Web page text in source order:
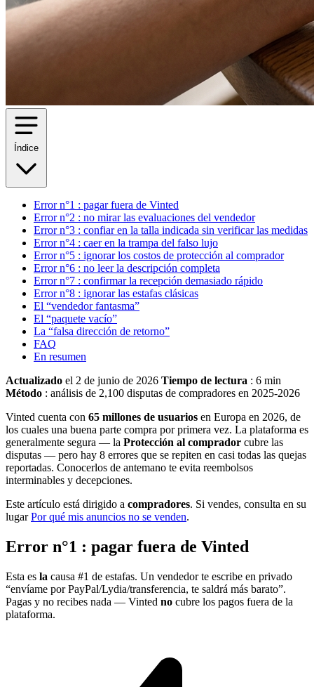
Índice
Error n°1 : pagar fuera de Vinted
Error n°2 : no mirar las evaluaciones del vendedor
Error n°3 : confiar en la talla indicada sin verificar las medidas
Error n°4 : caer en la trampa del falso lujo
Error n°5 : ignorar los costos de protección al comprador
Error n°6 : no leer la descripción completa
Error n°7 : confirmar la recepción demasiado rápido
Error n°8 : ignorar las estafas clásicas
El “vendedor fantasma”
El “paquete vacío”
La “falsa dirección de retorno”
FAQ
En resumen
Actualizado el 2 de junio de 2026 Tiempo de lectura : 6 min
Método : análisis de 2,100 disputas de compradores en 2025-2026
Vinted cuenta con 65 millones de usuarios en Europa en 2026, de
los cuales una buena parte compra por primera vez. La plataforma es
generalmente segura — la Protección al comprador cubre las
disputas — pero hay 8 errores que se repiten en casi todas las quejas
reportadas. Conocerlos de antemano te evita reembolsos
interminables y decepciones.
Este artículo está dirigido a compradores. Si vendes, consulta en su
lugarPor qué mis anuncios no se venden.
Error n°1 : pagar fuera de Vinted
Esta es la causa #1 de estafas. Un vendedor te escribe en privado
“envíame por PayPal/Lydia/transferencia, te saldrá más barato”.
Pagas y no recibes nada — Vinted no cubre los pagos fuera de la
plataforma.